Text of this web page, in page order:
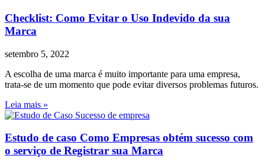
Checklist: Como Evitar o Uso Indevido da sua
Marca
setembro 5, 2022
A escolha de uma marca é muito importante para uma empresa,
trata-se de um momento que pode evitar diversos problemas futuros.
Leia mais »
Estudo de caso Como Empresas obtém sucesso com
o serviço de Registrar sua Marca